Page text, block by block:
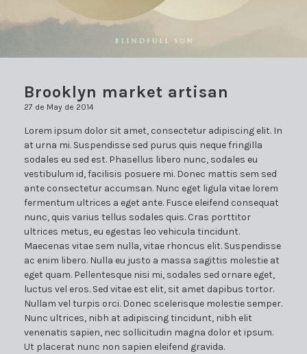
Brooklyn market artisan
27 de May de 2014
Lorem ipsum dolor sit amet, consectetur adipiscing elit. In
at urna mi. Suspendisse sed purus quis neque fringilla
sodales eu sed est. Phasellus libero nunc, sodales eu
vestibulum id, facilisis posuere mi. Donec mattis sem sed
ante consectetur accumsan. Nunc eget ligula vitae lorem
fermentum ultrices a eget ante. Fusce eleifend consequat
nunc, quis varius tellus sodales quis. Cras porttitor
ultrices metus, eu egestas leo vehicula tincidunt.
Maecenas vitae sem nulla, vitae rhoncus elit. Suspendisse
ac enim libero. Nulla eu justo a massa sagittis molestie at
eget quam. Pellentesque nisi mi, sodales sed ornare eget,
luctus vel eros. Sed vitae est elit, sit amet dapibus tortor.
Nullam vel turpis orci. Donec scelerisque molestie semper.
Nunc ultrices, nibh at adipiscing tincidunt, nibh elit
venenatis sapien, nec sollicitudin magna dolor et ipsum.
Ut placerat nunc non sapien eleifend gravida.